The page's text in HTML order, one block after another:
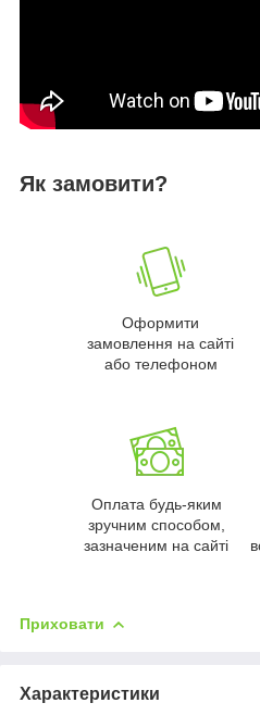
Як замовити?
Оформити
замовлення на сайті
або телефоном
Оплата будь-яким
зручним способом,
зазначеним на сайті
Приховати
Характеристики